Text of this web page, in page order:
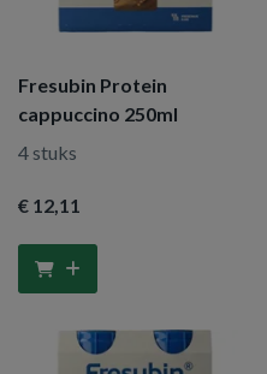
Fresubin Protein
cappuccino 250ml
4 stuks
€ 12,11